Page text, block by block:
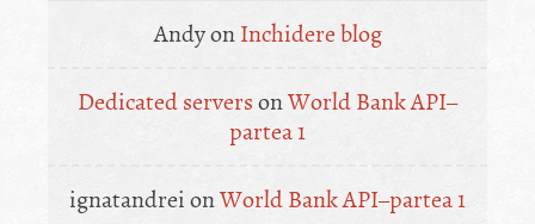
Andyon Inchidere blog
Dedicated servers onWorld Bank API–
partea 1
ignatandrei onWorld Bank API–partea 1